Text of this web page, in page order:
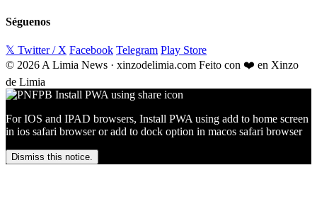
Séguenos
𝕏 Twitter / X Facebook Telegram Play Store
© 2026 A Limia News · xinzodelimia.com Feito con ❤️ en Xinzo
de Limia
For IOS and IPAD browsers, Install PWA using add to home screen
in ios safari browser or add to dock option in macos safari browser
Dismiss this notice.